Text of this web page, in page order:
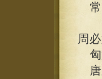
常
周
匈
唐